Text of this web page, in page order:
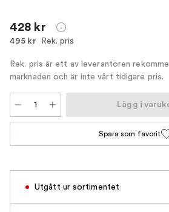
428 kr
495 kr Rek. pris
Rek. pris är ett av leverantören
marknaden och är inte vårt tidigare pris.
Lägg i
Spara som favorit
Utgått ur sortimentet